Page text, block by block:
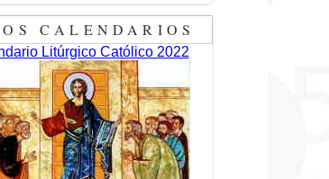
CALENDARIOS
Litúrgico Católico 2022